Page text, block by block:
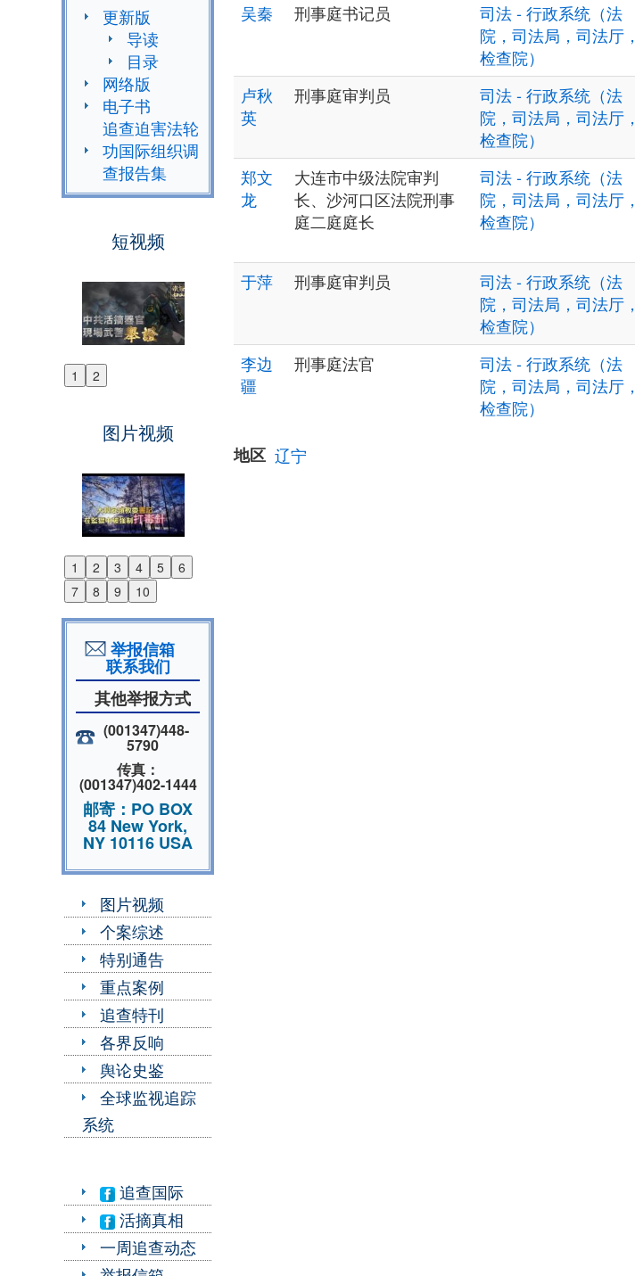
更新版
导读
目录
网络版
电子书
追查迫害法轮
功国际组织调
查报告集
短视频
1 2
Previous
图片视频
1 2 3 4 5
6
7
8 9 10
Previous
Next
举报信箱
联系我们
其他举报方式
(001347)448-
5790
传真：
(001347)402-1444
邮寄：PO BOX
84 New York,
NY 10116 USA
图片视频
个案综述
特别通告
重点案例
追查特刊
各界反响
舆论史鉴
全球监视追踪
系统
追查国际
活摘真相
一周追查动态
吴秦
刑事庭书记员
司法 - 行政系统（法
院，司法局，司法厅，
检查院）
卢秋
英
刑事庭审判员
司法 - 行政系统（法
院，司法局，司法厅，
检查院）
郑文
龙
大连市中级法院审判
长、沙河口区法院刑事
庭二庭庭长
司法 - 行政系统（法
院，司法局，司法厅，
检查院）
于萍
刑事庭审判员
司法 - 行政系统（法
院，司法局，司法厅，
检查院）
李边
疆
刑事庭法官
司法 - 行政系统（法
院，司法局，司法厅，
检查院）
地区 辽宁